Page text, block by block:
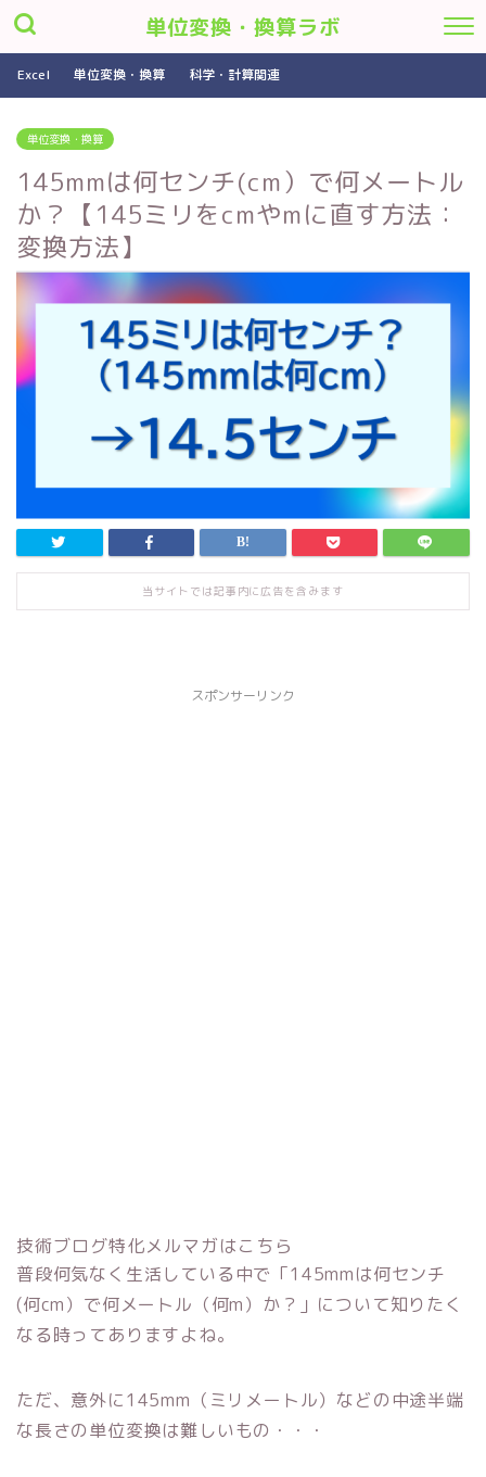
単位変換・換算ラボ
Excel 単位変換・換算 科学・計算関連
単位変換・換算
145mmは何センチ(cm）で何メートル
か？【145ミリをcmやmに直す方法：
変換方法】
当サイトでは記事内に広告を含みます
スポンサーリンク
技術ブログ特化メルマガはこちら
普段何気なく生活している中で「145mmは何センチ
(何cm）で何メートル（何m）か？」について知りたく
なる時ってありますよね。
ただ、意外に145mm（ミリメートル）などの中途半端
な長さの単位変換は難しいもの・・・